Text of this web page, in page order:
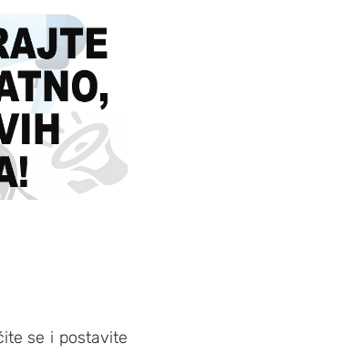
se i postavite